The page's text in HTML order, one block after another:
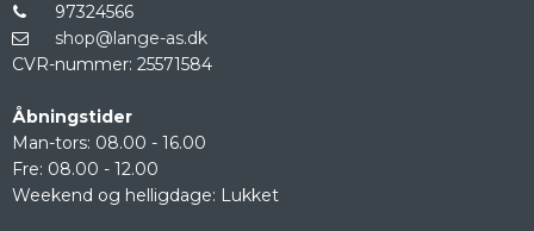
97324566
shop@lange-as.dk
CVR-nummer: 25571584
Åbningstider
Man-tors: 08.00 - 16.00
Fre: 08.00 - 12.00
Weekend og helligdage: Lukket